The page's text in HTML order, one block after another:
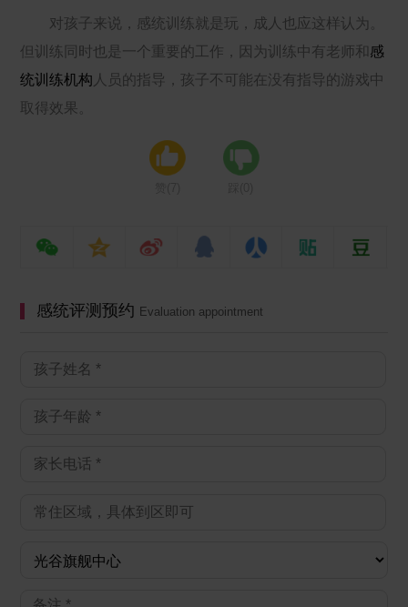
对孩子来说，感统训练就是玩，成人也应这样认为。
但训练同时也是一个重要的工作，因为训练中有老师和 感
统训练机构 人员的指导，孩子不可能在没有指导的游戏中
取得效果。
感统评测预约 Evaluation appointment